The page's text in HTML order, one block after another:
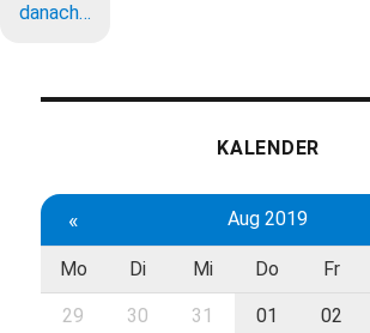
danach…
KALENDER
« Aug 2019
Mo Di Mi Do Fr
29 30 31 01 02